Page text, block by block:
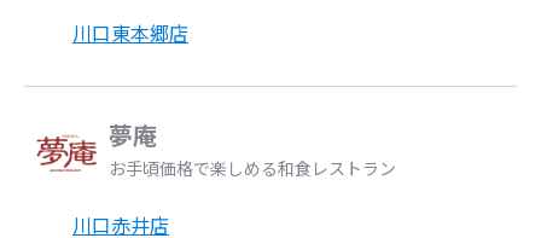
川口東本郷店
夢庵
お手頃価格で楽しめる和食レストラン
川口赤井店